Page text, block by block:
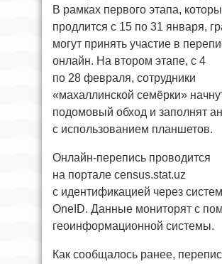
В рамках первого этапа,
продлится с 15 по 31 января,
могут принять участие в
онлайн. На втором этапе, с 4
по 28 февраля, сотрудники
«махаллинской семёрки»
подомовый обход и заполнят
с использованием планшетов.
Онлайн-перепись проводится
на портале census.stat.uz
с идентификацией через
OneID. Данные мониторят с
геоинформационной системы.
Как сообщалось ранее,